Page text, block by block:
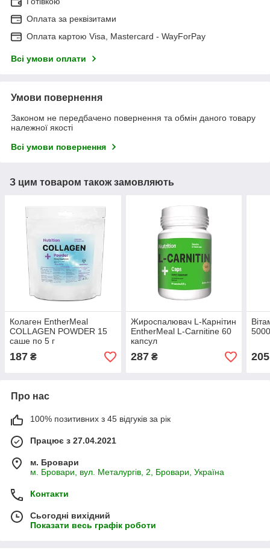
Оплата за реквізитами
Оплата картою Visa, Mastercard - WayForPay
Всі умови оплати
Умови повернення
Законом не передбачено повернення та обмін даного товару
належної якості
Всі умови повернення
З цим товаром також замовляють
Колаген EntherMeal
COLLAGEN POWDER 15
саше по 5 г
187 ₴
Жироспалювач L-Карнітин
EntherMeal L-Carnitine 60
капсул
287₴ 205
Про нас
100% позитивних з 45 відгуків за рік
Працює з 27.04.2021
м. Бровари
м. Бровари, вул. Металургів, 2, Бровари, Україна
Контакти
Сьогодні вихідний
Показати весь графік роботи